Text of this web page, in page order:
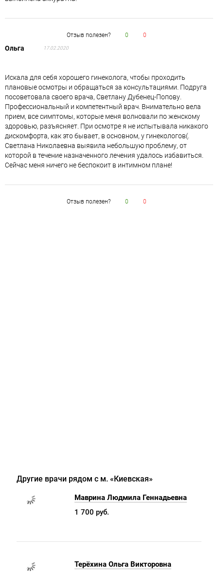
Отзыв полезен? 0 0
Ольга 17.02.2020
Искала для себя хорошего гинеколога, чтобы проходить
плановые осмотры и обращаться за консультациями. Подруга
посоветовала своего врача, Светлану Дубенец-Попову.
Профессиональный и компетентный врач. Внимательно вела
прием, все симптомы, которые меня волновали по женскому
здоровью, разъясняет. При осмотре я не испытывала никакого
дискомфорта, как это бывает, в основном, у гинекологов(.
Светлана Николаевна выявила небольшую проблему, от
которой в течение назначенного лечения удалось избавиться.
Сейчас меня ничего не беспокоит в интимном плане!
Отзыв полезен? 0 0
Другие врачи рядом с м. «Киевская»
Маврина Людмила Геннадьевна
1 700 руб.
Терёхина Ольга Викторовна